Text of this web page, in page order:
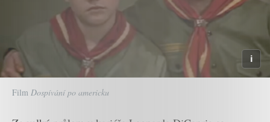
Film Dospívání po americku